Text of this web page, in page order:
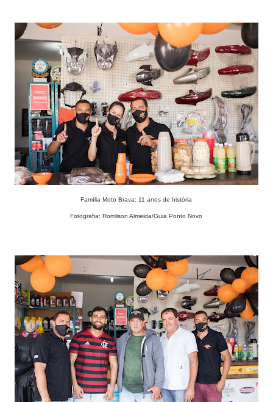
Família Moto Brava: 11 anos de história
Fotografia: Romilson Almeida/Guia Ponto Novo